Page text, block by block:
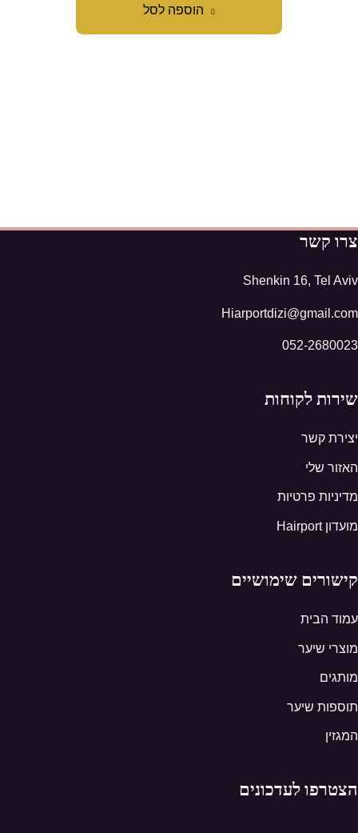
הוספה לסל
צרו קשר
Shenkin 16, Tel Aviv
Hiarportdizi@gmail.com
052-2680023
שירות לקוחות
יצירת קשר
האזור שלי
מדיניות פרטיות
מועדון Hairport
קישורים שימושיים
עמוד הבית
מוצרי שיער
מותגים
תוספות שיער
המגזין
הצטרפו לעדכונים